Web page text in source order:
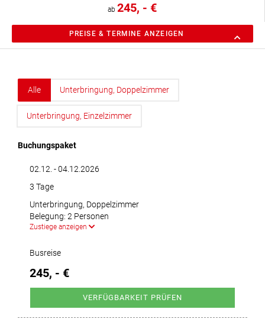
ab 245, - €
PREISE & TERMINE ANZEIGEN
Alle Unterbringung, Doppelzimmer
Unterbringung, Einzelzimmer
Buchungspaket
02.12. - 04.12.2026
3 Tage
Unterbringung, Doppelzimmer
Belegung: 2 Personen
Zustiege anzeigen
Busreise
245, - €
VERFÜGBARKEIT PRÜFEN